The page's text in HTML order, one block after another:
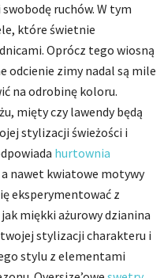
ruchów. W tym
które świetnie
Oprócz tego wiosną
odcienie zimy nadal są mile
na odrobinę koloru.
mięty czy lawendy będą
stylizacji świeżości i
hurtownia
nawet kwiatowe motywy
eksperymentować z
miękki ażurowy dzianina
stylizacji charakteru i
stylu z elementami